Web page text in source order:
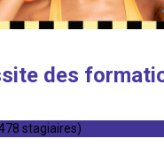
des
stagiaires)